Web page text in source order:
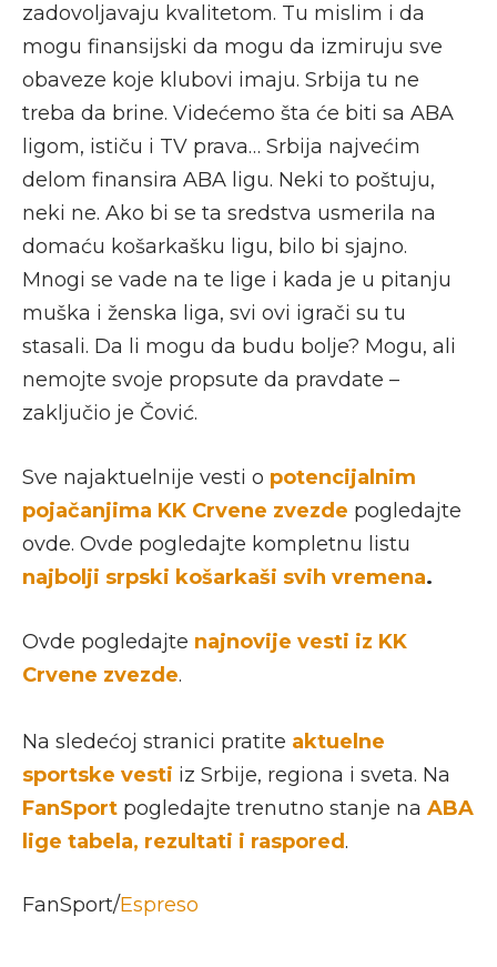
zadovoljavaju kvalitetom. Tu mislim i da
mogu finansijski da mogu da izmiruju sve
obaveze koje klubovi imaju. Srbija tu ne
treba da brine. Videćemo šta će biti sa ABA
ligom, ističu i TV prava… Srbija najvećim
delom finansira ABA ligu. Neki to poštuju,
neki ne. Ako bi se ta sredstva usmerila na
domaću košarkašku ligu, bilo bi sjajno.
Mnogi se vade na te lige i kada je u pitanju
muška i ženska liga, svi ovi igrači su tu
stasali. Da li mogu da budu bolje? Mogu, ali
nemojte svoje propsute da pravdate –
zaključio je Čović.
Sve najaktuelnije vesti o potencijalnim
pojačanjima KK Crvene zvezde pogledajte
ovde. Ovde pogledajte kompletnu listu
najbolji srpski košarkaši svih vremena.
Ovde pogledajte najnovije vesti iz KK
Crvene zvezde.
Na sledećoj stranici pratite aktuelne
sportske vesti iz Srbije, regiona i sveta. Na
FanSport pogledajte trenutno stanje na ABA
lige tabela, rezultati i raspored.
FanSport/Espreso